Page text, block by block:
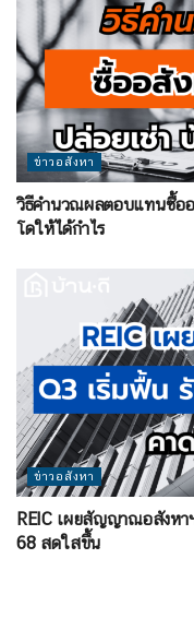
ข่าวอสังหา
วิธีคำนวณผลตอบแทนซื้อ
โดให้ได้กำไร
ข่าวอสังหา
REIC เผยสัญญาณอสังหา
68 สดใสขึ้น